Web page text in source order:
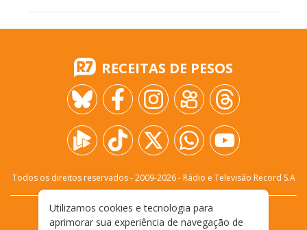
RECEITAS DE PESOS
Todos os direitos reservados - 2009-2026- Rádio e Televisão Record S.A
FALE CONOSCO
PRIVACIDADE
Utilizamos cookies e tecnologia para
aprimorar sua experiência de navegação de